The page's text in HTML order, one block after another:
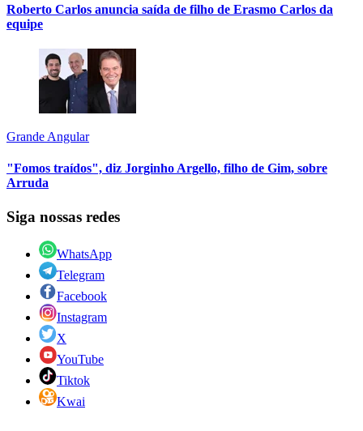
Roberto Carlos anuncia saída de filho de Erasmo Carlos da
equipe
Grande Angular
"Fomos traídos", diz Jorginho Argello, filho de Gim, sobre
Arruda
Siga nossas redes
WhatsApp
Telegram
Facebook
Instagram
X
YouTube
Tiktok
Kwai